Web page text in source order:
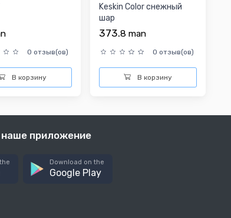
0 отзыв(ов)
В корзину
Keskin Color снежный
шар
373.8 man
0 отзыв(ов)
В корзину
приложение
Download on the
Google Play